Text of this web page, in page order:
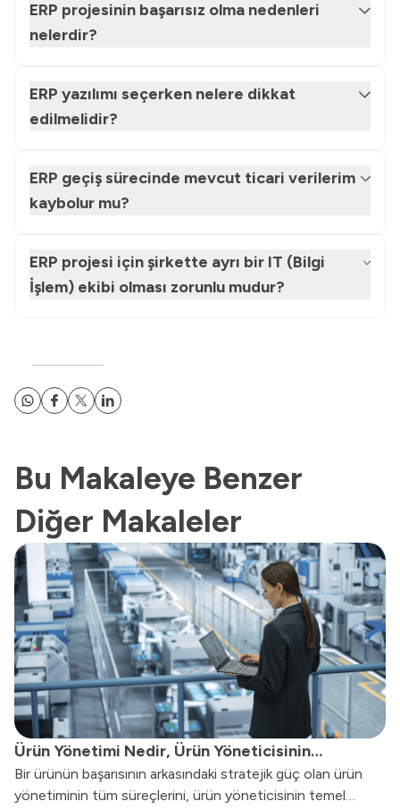
ERP projesinin başarısız olma nedenleri
nelerdir?
ERP yazılımı seçerken nelere dikkat
edilmelidir?
ERP geçiş sürecinde mevcut ticari verilerim
kaybolur mu?
ERP projesi için şirkette ayrı bir IT (Bilgi
İşlem) ekibi olması zorunlu mudur?
Bu Makaleye Benzer
Diğer Makaleler
Ürün Yönetimi Nedir, Ürün Yöneticisinin
Görevleri Nelerdir?
Bir ürünün başarısının arkasındaki stratejik güç olan ürün
yönetiminin tüm süreçlerini, ürün yöneticisinin temel